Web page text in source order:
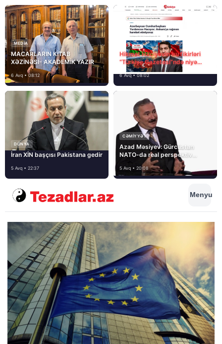
MEDİA
MACARLARIN KİTAB
XƏZİNƏSİ- AKADEMİK YAZIR
6 Avq • 08:12
Hikmət Hacıyevin bu fikirləri
“Türkiye Gazetesi”ndə niyə
təhrif edilib?
6 Avq • 08:02
DÜNYA
İran XİN başçısı Pakistana gedir
5 Avq • 22:37
CƏMIYYƏT
Azad Məsiyev: Gürcüstan
NATO-da real perspektiv
5 Avq • 20:08
Menyu